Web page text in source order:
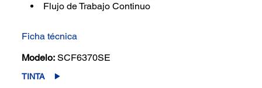
Flujo de Trabajo Continuo
Ficha técnica
Modelo: SCF6370SE
TINTA